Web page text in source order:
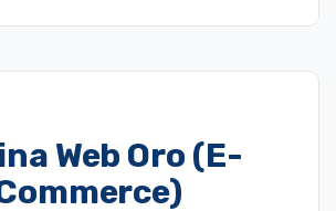
Web Oro (E-